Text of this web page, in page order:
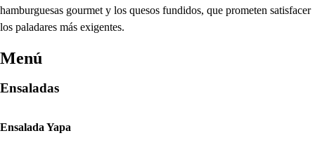
hamburguesas gourmet y los quesos fundidos, que prometen satisfacer
los paladares más exigentes.
Menú
Ensaladas
Ensalada Yapa